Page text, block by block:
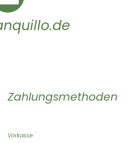
Zahlungsmethoden
Vorkasse